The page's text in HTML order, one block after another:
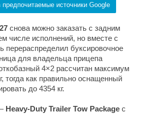
источники Google
снова можно заказать с задним
числе исполнений, но вместе с
перераспределил буксировочное
для владельца прицепа
4×2 рассчитан максимум
тогда как правильно оснащенный
до 4354 кг.
Heavy-Duty Trailer Tow Package с